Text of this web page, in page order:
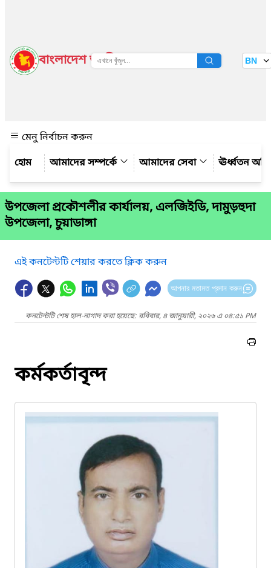
বাংলাদেশ জাতীয় তথ্য বাতায়ন BN
মেনু নির্বাচন করুন
আমাদের সম্পর্কে
আমাদের সেবা ঊর্ধ্বতন
উপজেলা প্রকৌশলীর কার্যালয়, এলজিইডি, দামুড়হুদা
উপজেলা, চুয়াডাঙ্গা
এই কনটেন্টটি শেয়ার করতে ক্লিক করুন
আপনার মতামত প্রদান করুন
কনটেন্টটি শেষ হাল-নাগাদ করা হয়েছে: রবিবার, ৪ জানুয়ারী, ২০২৬ এ ০৪:৫১ PM
কর্মকর্তাবৃন্দ